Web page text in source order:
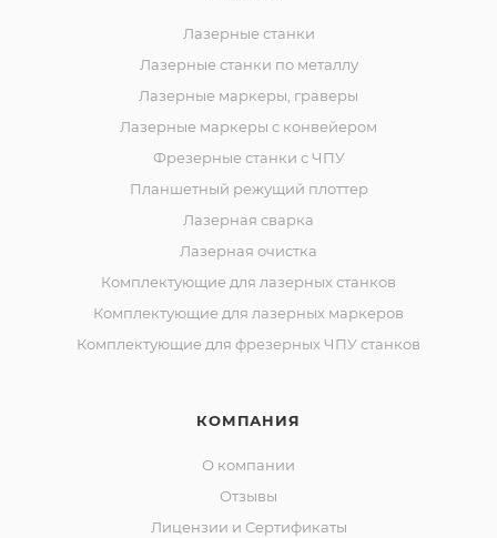
Лазерные станки
Лазерные станки по металлу
Лазерные маркеры, граверы
Лазерные маркеры с конвейером
Фрезерные станки с ЧПУ
Планшетный режущий плоттер
Лазерная сварка
Лазерная очистка
Комплектующие для лазерных станков
Комплектующие для лазерных маркеров
Комплектующие для фрезерных ЧПУ станков
КОМПАНИЯ
О компании
Отзывы
Лицензии и Сертификаты